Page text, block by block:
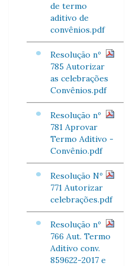
de termo
aditivo de
convênios.pdf
Resolução nº
785 Autorizar
as celebrações
Convênios.pdf
Resolução nº
781 Aprovar
Termo Aditivo -
Convênio.pdf
Resolução Nº
771 Autorizar
celebrações.pdf
Resolução nº
766 Aut. Termo
Aditivo conv.
859622-2017 e